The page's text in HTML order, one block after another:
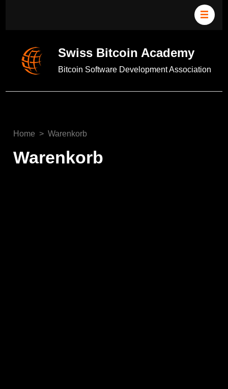
Swiss Bitcoin Academy
Bitcoin Software Development Association
Home > Warenkorb
Warenkorb